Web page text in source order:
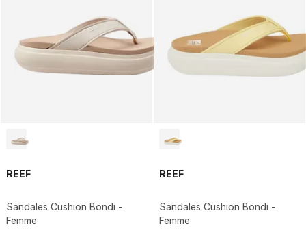
REEF
Sandales Cushion Bondi -
Femme
REEF
Sandales Cushion Bondi -
Femme